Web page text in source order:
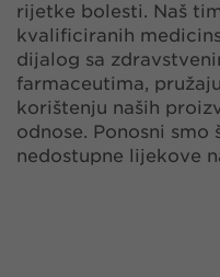
rijetke bolesti. Naš
kvalificiranih
dijalog sa
farmaceutima,
korištenju naših
odnose. Ponosni
nedostupne lijekove